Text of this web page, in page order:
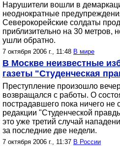
Нарушители вошли в
неоднократные
Северокорейские солдаты
приблизительно на 30 метров,
ушли обратно.
7 октября 2006 г., 11:48 В мире
В Москве неизвестные
газеты "Студенческая
Преступление произошло
возвращался с работы. О
пострадавшего пока ничего не
редакции "Студенческой
это уже третий случай
за последние две недели.
7 октября 2006 г., 11:37 В России